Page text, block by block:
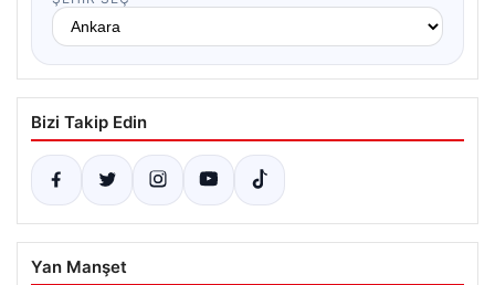
Bizi Takip Edin
Yan Manşet